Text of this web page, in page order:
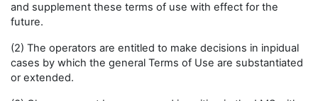
and supplement these terms of use with effect for the
future.
(2) The operators are entitled to make decisions in inpidual
cases by which the general Terms of Use are substantiated
or extended.